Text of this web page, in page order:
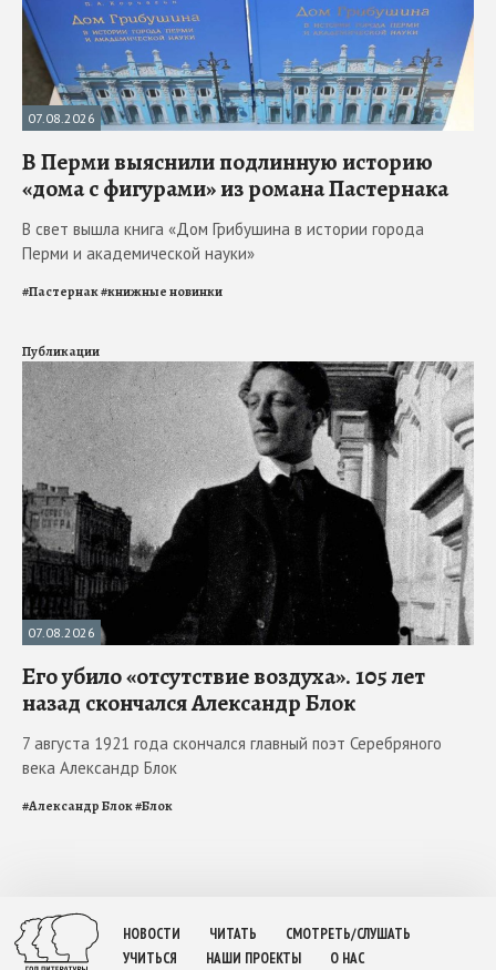
07.08.2026
В Перми выяснили подлинную историю
«дома с фигурами» из романа Пастернака
В свет вышла книга «Дом Грибушина в истории города
Перми и академической науки»
#Пастернак#книжные новинки
Публикации
07.08.2026
Его убило «отсутствие воздуха». 105 лет
назад скончался Александр Блок
7 августа 1921 года скончался главный поэт Серебряного
века Александр Блок
#Александр Блок#Блок
НОВОСТИ ЧИТАТЬ
СМОТРЕТЬ/СЛУШАТЬ
УЧИТЬСЯ
НАШИ ПРОЕКТЫ О НАС